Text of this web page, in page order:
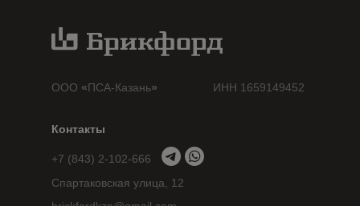
ИНН 1659149452
Контакты
+7 (843) 2-102-666
ООО «ПСА-Казань»
Спартаковская улица, 12